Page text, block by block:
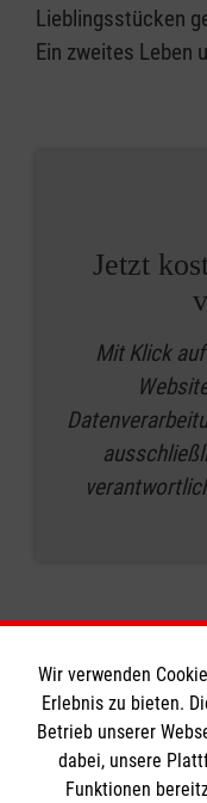
Lieblingsstücken
Ein zweites Leben
Jetzt
Mit Klick
Wir verwenden
Erlebnis zu bieten.
Betrieb unserer
dabei, unsere
Funktionen